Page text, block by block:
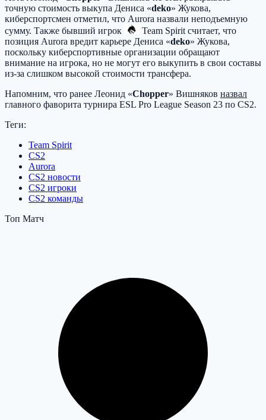
точную стоимость выкупа Дениса «deko» Жукова,
киберспортсмен отметил, что Aurora назвали неподъемную
сумму. Также бывший игрок
Team Spiritсчитает, что
позиция Aurora вредит карьере Дениса «deko» Жукова,
поскольку киберспортивные организации обращают
внимание на игрока, но не могут его выкупить в свои составы
из-за слишком высокой стоимости трансфера.
Напомним, что ранее Леонид «Chopper» Вишняков назвал
главного фаворита турнира ESL Pro League Season 23 по CS2.
Теги:
Team Spirit
CS2
Aurora
CS2 новости
CS2 игроки
CS2 команды
Топ Матч